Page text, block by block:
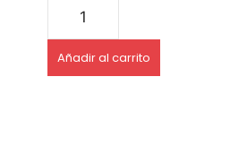
Añadir al carrito